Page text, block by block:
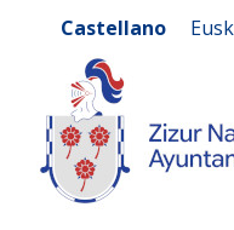
Castellano